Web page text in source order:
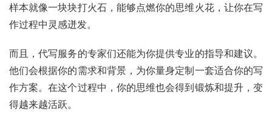
样本就像一块块打火石，能够点燃你的思维火花，让你在写
作过程中灵感迸发。
而且，代写服务的专家们还能为你提供专业的指导和建议。
他们会根据你的需求和背景，为你量身定制一套适合你的写
作方案。在这个过程中，你的思维也会得到锻炼和提升，变
得越来越活跃。